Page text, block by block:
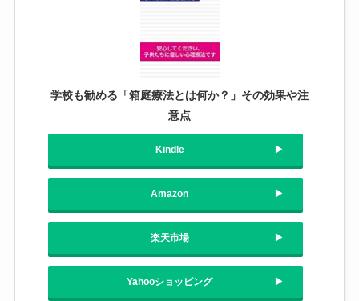
学校も勧める「箱庭療法とは何か？」その効果や注
意点
Kindle
Amazon
楽天市場
Yahooショッピング